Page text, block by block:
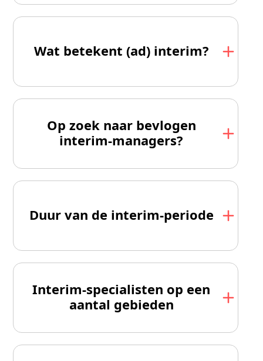
Wat betekent (ad) interim?
Op zoek naar bevlogen
interim-managers?
Duur van de interim-periode
Interim-specialisten op een
aantal gebieden